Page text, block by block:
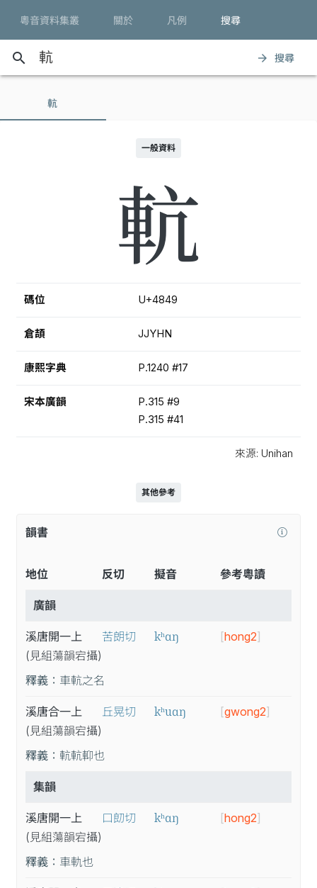
粵音資料集叢 關於 凡例 搜尋
search arrow_forward 搜尋
䡉
一般資料
䡉
碼位 U+4849
倉頡 JJYHN
康熙字典 P.1240 #17
宋本廣韻
P.315 #9
P.315 #41
來源: Unihan
其他參考
韻書
地位 反切 擬音 參考粵讀
廣韻
溪唐開一上
(見組蕩韻宕攝)
苦朗切 kʰɑŋ [hong2]
釋義： 車䡉之名
溪唐合一上
(見組蕩韻宕攝)
丘晃切 kʰuɑŋ [gwong2]
釋義： 䡉䡉𨋕也
集韻
溪唐開一上
(見組蕩韻宕攝)
口㓪切 kʰɑŋ [hong2]
釋義： 車軌也